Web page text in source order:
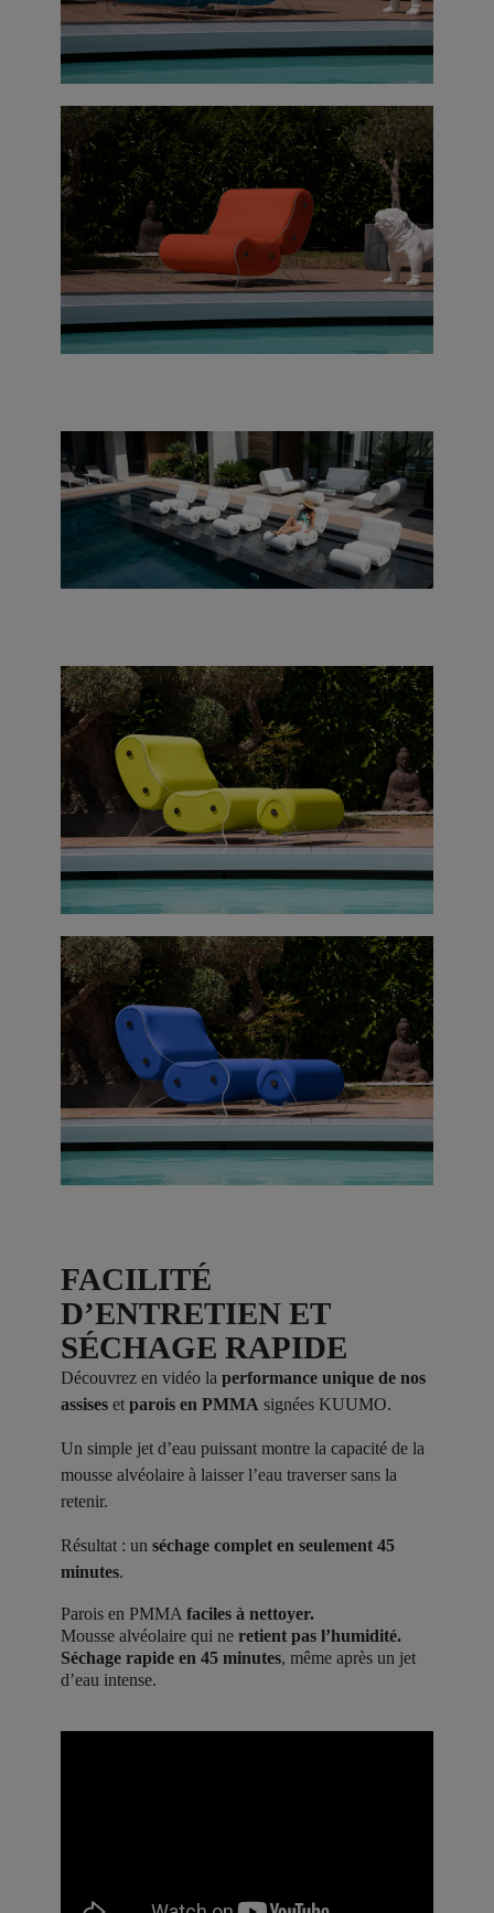
FACILITÉ
D’ENTRETIEN ET
SÉCHAGE RAPIDE
Découvrez en vidéo la performance unique de nos
assises et parois en PMMA signées KUUMO.
Un simple jet d’eau puissant montre la capacité de la
mousse alvéolaire à laisser l’eau traverser sans la
retenir.
Résultat : un séchage complet en seulement 45
minutes.
Parois en PMMA faciles à nettoyer.
Mousse alvéolaire qui ne retient pas l’humidité.
Séchage rapide en 45 minutes, même après un jet
d’eau intense.